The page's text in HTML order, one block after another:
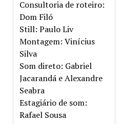
Consultoria de roteiro:
Dom Filó
Still: Paulo Liv
Montagem: Vinícius
Silva
Som direto: Gabriel
Jacarandá e Alexandre
Seabra
Estagiário de som:
Rafael Sousa